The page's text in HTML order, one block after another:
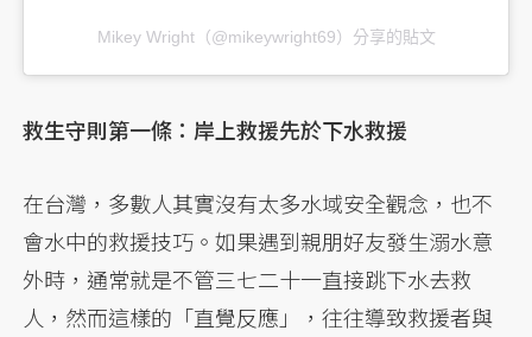
Mikey Wright（@mikeywright69）分享的貼文
救生守則第一條：岸上救援先於下水救援
在台灣，多數人其實沒有太多水域安全觀念，也不
會水中的救援技巧。如果遇到親朋好友發生溺水意
外時，通常就是不管三七二十一直接跳下水去救
人，然而這樣的「直覺反應」，往往導致救援者與